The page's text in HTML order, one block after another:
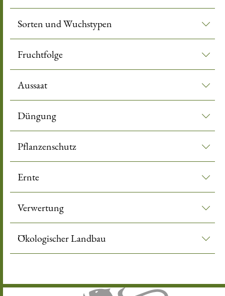
Sorten und Wuchstypen
Fruchtfolge
Aussaat
Düngung
Pflanzenschutz
Ernte
Verwertung
Ökologischer Landbau